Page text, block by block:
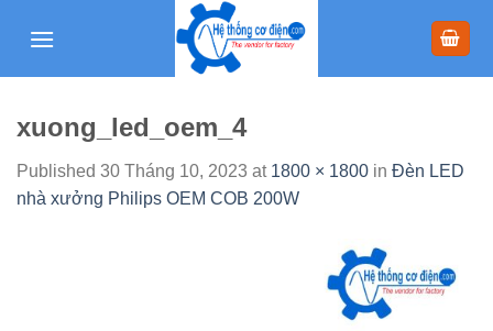
xuong_led_oem_4
Published 30 Tháng 10, 2023 at 1800 × 1800 in Đèn LED
nhà xưởng Philips OEM COB 200W